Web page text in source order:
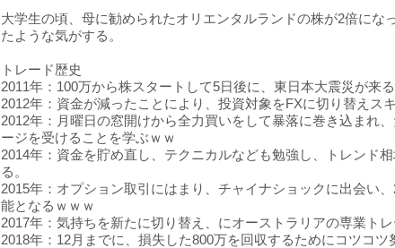
大学生の頃、母に勧められたオリエンタルランドの株が2倍にな
たような気がする。
トレード歴史
2011年：100万から株スタートして5日後に、東日本大震災が来
2012年：資金が減ったことにより、投資対象をFXに切り替えス
2012年：月曜日の窓開けから全力買いをして暴落に巻き込まれ
ージを受けることを学ぶｗｗ
2014年：資金を貯め直し、テクニカルなども勉強し、トレンド
る。
2015年：オプション取引にはまり、チャイナショックに出会い
能となるｗｗｗ
2017年：気持ちを新たに切り替え、にオーストラリアの専業ト
2018年：12月までに、損失した800万を回収するためにコツコ